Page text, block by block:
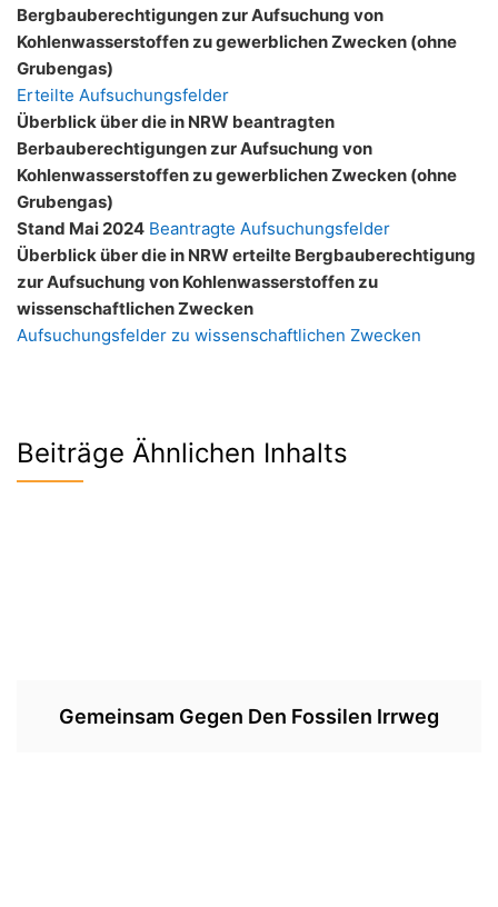
Bergbauberechtigungen zur Aufsuchung von
Kohlenwasserstoffen zu gewerblichen Zwecken (ohne
Grubengas)
Erteilte Aufsuchungsfelder
Überblick über die in NRW beantragten
Berbauberechtigungen zur Aufsuchung von
Kohlenwasserstoffen zu gewerblichen Zwecken (ohne
Grubengas)
Stand Mai 2024 Beantragte Aufsuchungsfelder
Überblick über die in NRW erteilte Bergbauberechtigung
zur Aufsuchung von Kohlenwasserstoffen zu
wissenschaftlichen Zwecken
Aufsuchungsfelder zu wissenschaftlichen Zwecken
Beiträge Ähnlichen Inhalts
Gemeinsam Gegen Den Fossilen Irrweg